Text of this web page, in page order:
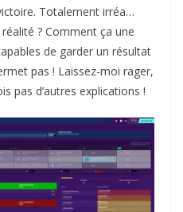
Totalement irréa…
? Comment ça une
de garder un résultat
pas ! Laissez-moi rager,
pas d’autres explications !